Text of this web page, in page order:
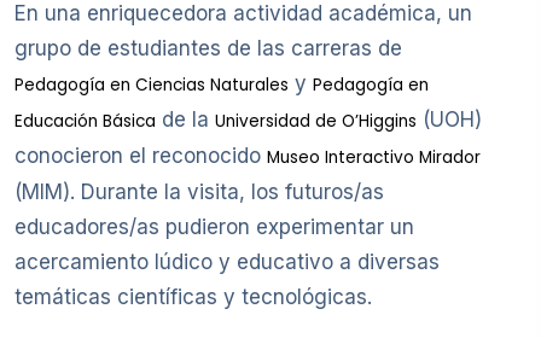
En una enriquecedora actividad académica, un
grupo de estudiantes de las carreras de
Pedagogía en Ciencias Naturales y Pedagogía en
Educación Básica de la Universidad de O’Higgins (UOH)
conocieron el reconocido Museo Interactivo Mirador
(MIM). Durante la visita, los futuros/as
educadores/as pudieron experimentar un
acercamiento lúdico y educativo a diversas
temáticas científicas y tecnológicas.